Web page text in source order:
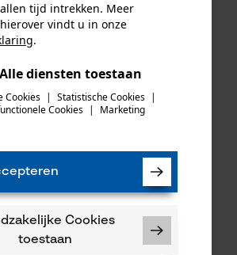
half
74
stuks
geschikt voor Husqvarna
tijd intrekken. Meer
vindt u in onze
.
Alle diensten toestaan
Cookies | Statistische Cookies |
Cookies |
Marketing
Cookies
toestaan
fout opgetreden. Gelieve
te proberen.